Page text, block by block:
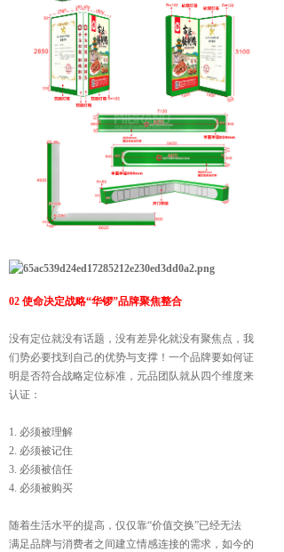
02 使命决定战略“华锣”品牌聚焦整合
没有定位就没有话题，没有差异化就没有聚焦点，我
们势必要找到自己的优势与支撑！一个品牌要如何证
明是否符合战略定位标准，元品团队就从四个维度来
认证：
1. 必须被理解
2. 必须被记住
3. 必须被信任
4. 必须被购买
随着生活水平的提高，仅仅靠“价值交换”已经无法
满足品牌与消费者之间建立情感连接的需求，如今的